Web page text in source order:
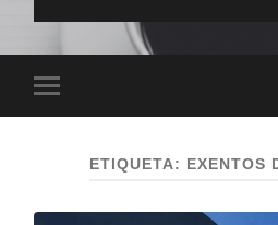
el
móvil
ETIQUETA: EXENTOS